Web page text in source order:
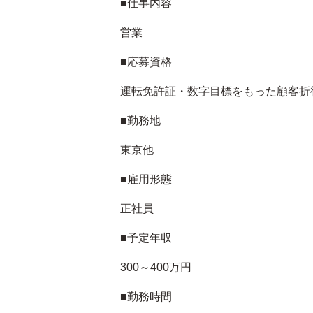
■仕事内容
営業
■応募資格
運転免許証・数字目標をもった顧客
■勤務地
東京他
■雇用形態
正社員
■予定年収
300～400万円
■勤務時間